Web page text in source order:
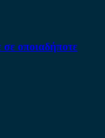
οποιαδήποτε